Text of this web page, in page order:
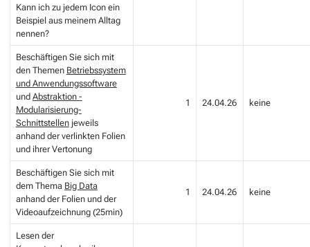
Kann ich zu jedem Icon ein
Beispiel aus meinem Alltag
nennen?
Beschäftigen Sie sich mit
den Themen Betriebssystem
und Anwendungssoftware
und Abstraktion -
Modularisierung-
Schnittstellenjeweils
anhand der verlinkten Folien
und ihrer Vertonung
1 24.04.26 keine
Beschäftigen Sie sich mit
dem Thema Big Data
anhand der Folien und der
Videoaufzeichnung (25min)
1 24.04.26 keine
Lesen der